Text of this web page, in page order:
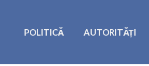
POLITICĂ AUTORITĂȚI